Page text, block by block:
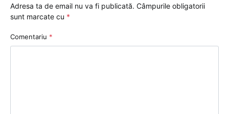
Adresa ta de email nu va fi publicată. Câmpurile obligatorii
sunt marcate cu *
Comentariu *